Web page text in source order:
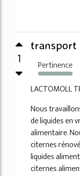
1
transport
Pertinence
2471%
LACTOMOLL
Nous
de liquides en
alimentaire.
citernes
liquides
citernes